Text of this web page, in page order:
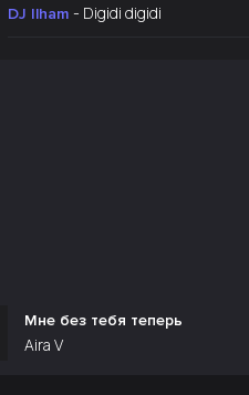
DJ Ilham - Digidi digidi
Мне без тебя теперь
Aira V